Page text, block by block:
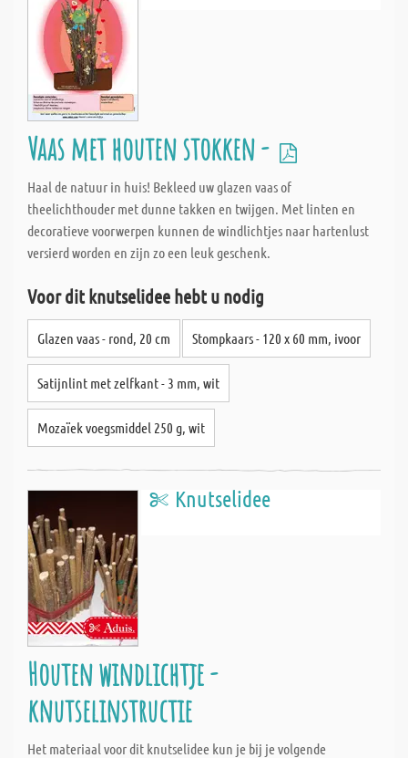
Vaas met houten stokken -
Haal de natuur in huis! Bekleed uw glazen vaas of
theelichthouder met dunne takken en twijgen. Met linten en
decoratieve voorwerpen kunnen de windlichtjes naar hartenlust
versierd worden en zijn zo een leuk geschenk.
Voor dit knutselidee hebt u nodig
Glazen vaas - rond, 20 cm Stompkaars - 120 x 60 mm, ivoor
Satijnlint met zelfkant - 3 mm, wit
Mozaïek voegsmiddel 250 g, wit
Knutselidee
Houten windlichtje -
knutselinstructie
Het materiaal voor dit knutselidee kun je bij je volgende